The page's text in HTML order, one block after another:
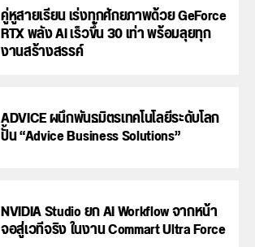
คู่หูสายเรียน เร่งทุกศักยภาพด้วย GeForce
RTX พลัง AI เร็วขึ้น 30 เท่า พร้อมลุยทุก
งานสร้างสรรค์
ADVICE ผนึกพันธมิตรเทคโนโลยีระดับโลก
ปั้น “Advice Business Solutions”
NVIDIA Studio ยก AI Workflow จากหน้า
จอสู่เวทีจริง ในงาน Commart Ultra Force